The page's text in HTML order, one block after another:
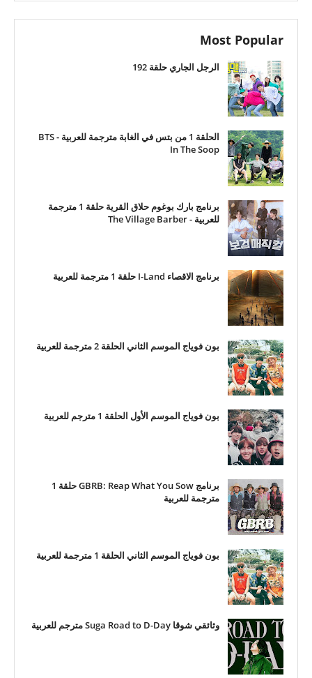
Most Popular
الرجل الجاري حلقة 192
الحلقة 1 من بتس في الغابة مترجمة للعربية - BTS
In The Soop
برنامج بارك بوغوم حلاق القرية حلقة 1 مترجمة
للعربية - The Village Barber
برنامج الاقصاء I-Land حلقة 1 مترجمة للعربية
بون فوياج الموسم الثاني الحلقة 2 مترجمة للعربية
بون فوياج الموسم الأول الحلقة 1 مترجم للعربية
برنامج GBRB: Reap What You Sow حلقة 1
مترجمة للعربية
بون فوياج الموسم الثاني الحلقة 1 مترجمة للعربية
وثائقي شوقا Suga Road to D-Day مترجم للعربية